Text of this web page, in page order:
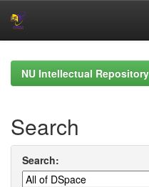
navigationNU Intellectual Repository
Search
Search: